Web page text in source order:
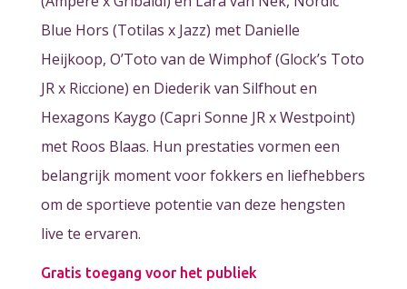
Blue Hors (Totilas x Jazz) met Danielle
Heijkoop, O’Toto van de Wimphof (Glock’s Toto
JR x Riccione) en Diederik van Silfhout en
Hexagons Kaygo (Capri Sonne JR x Westpoint)
met Roos Blaas. Hun prestaties vormen een
belangrijk moment voor fokkers en liefhebbers
om de sportieve potentie van deze hengsten
live te ervaren.
Gratis toegang voor het publiek